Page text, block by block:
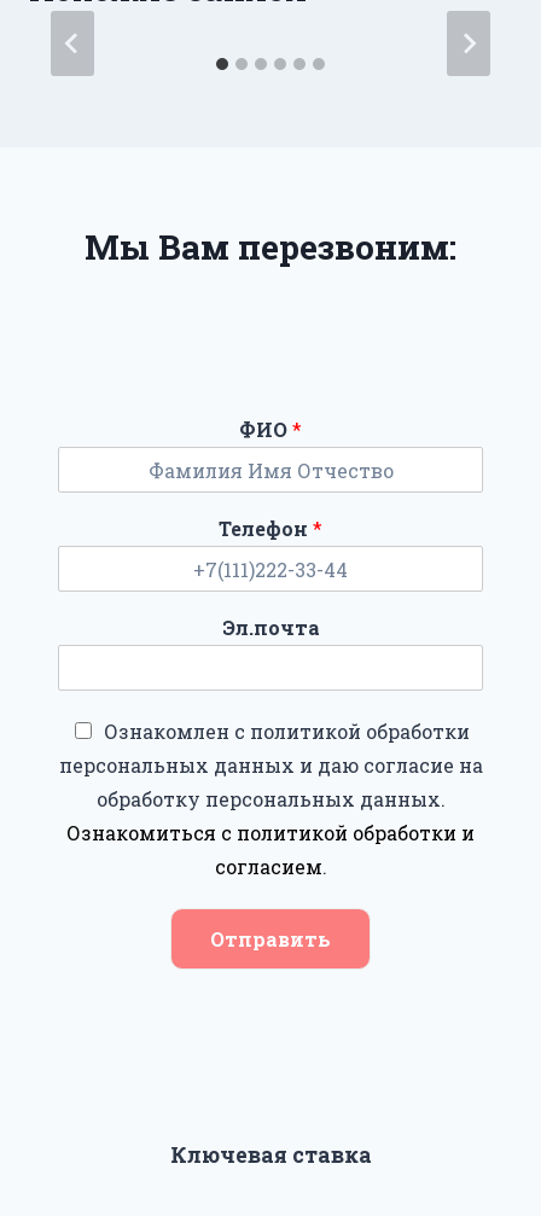
Мы Вам перезвоним:
ФИО*
Телефон *
Эл.почта
Ознакомлен с политикой обработки
персональных данных и даю согласие на
обработку персональных данных.
Ознакомиться с политикой обработки и
согласием.
Отправить
Ключевая ставка